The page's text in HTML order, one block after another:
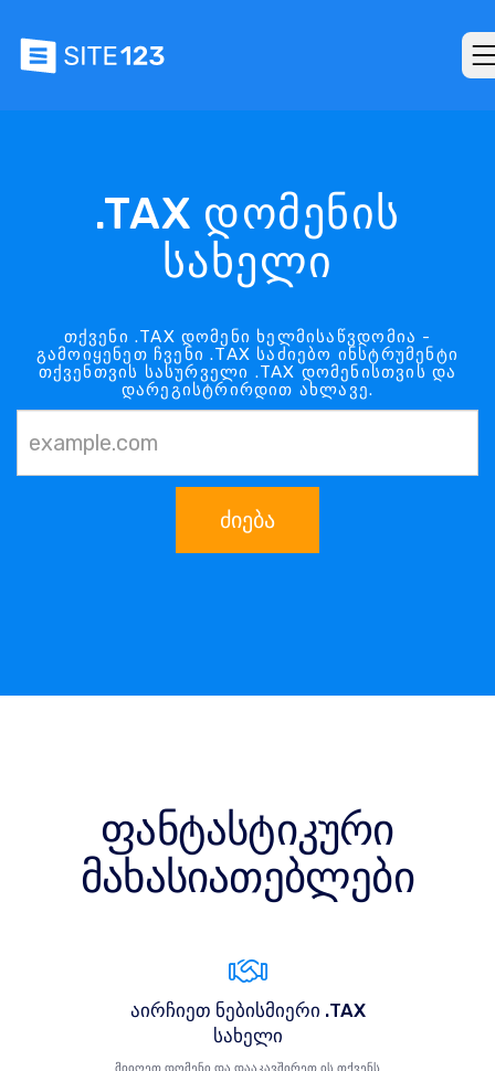
.TAX დომენის
სახელი
თქვენი .TAX დომენი ხელმისაწვდომია -
გამოიყენეთ ჩვენი .TAX საძიებო ინსტრუმენტი
თქვენთვის სასურველი .TAX დომენისთვის და
დარეგისტრირდით ახლავე.
ძიება
ფანტასტიკური
მახასიათებლები
აირჩიეთ ნებისმიერი .TAX
სახელი